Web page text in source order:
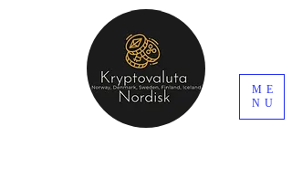
ME
NU